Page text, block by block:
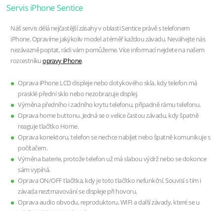
Servis iPhone Sentice
Náš servis dělá nejčastější zásahy v oblasti Sentice právě s telefonem
iPhone. Opravíme jakýkoliv model a téměř každou závadu. Neváhejte nás
nezávazně poptat, rádi vám pomůžeme. Více informací nejdete na našem
rozcestníkuopravy iPhone.
Oprava iPhone LCD displeje nebo dotykového skla, kdy telefon má
prasklé přední sklo nebo nezobrazuje displej.
Výměna předního i zadního krytu telefonu, případně rámu telefonu.
Oprava home buttonu. Jedná se o velice častou závadu, kdy špatně
reaguje tlačítko Home.
Oprava konektoru, telefon se nechce nabíjet nebo špatně komunikuje s
počítačem.
Výměna baterie, protože telefon už má slabou výdrž nebo se dokonce
sám vypíná.
Oprava ON/OFF tlačítka, kdy je toto tlačítko nefunkční. Souvisí s tím i
závada neztmavování se displeje při hovoru.
Oprava audio obvodu, reproduktoru, WIFI a další závady, které se u